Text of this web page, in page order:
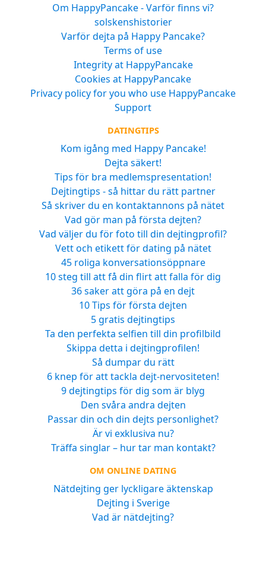
Om HappyPancake - Varför finns vi?
solskenshistorier
Varför dejta på Happy Pancake?
Terms of use
Integrity at HappyPancake
Cookies at HappyPancake
Privacy policy for you who use HappyPancake
Support
DATINGTIPS
Kom igång med Happy Pancake!
Dejta säkert!
Tips för bra medlemspresentation!
Dejtingtips - så hittar du rätt partner
Så skriver du en kontaktannons på nätet
Vad gör man på första dejten?
Vad väljer du för foto till din dejtingprofil?
Vett och etikett för dating på nätet
45 roliga konversationsöppnare
10 steg till att få din flirt att falla för dig
36 saker att göra på en dejt
10 Tips för första dejten
5 gratis dejtingtips
Ta den perfekta selfien till din profilbild
Skippa detta i dejtingprofilen!
Så dumpar du rätt
6 knep för att tackla dejt-nervositeten!
9 dejtingtips för dig som är blyg
Den svåra andra dejten
Passar din och din dejts personlighet?
Är vi exklusiva nu?
Träffa singlar – hur tar man kontakt?
OM ONLINE DATING
Nätdejting ger lyckligare äktenskap
Dejting i Sverige
Vad är nätdejting?